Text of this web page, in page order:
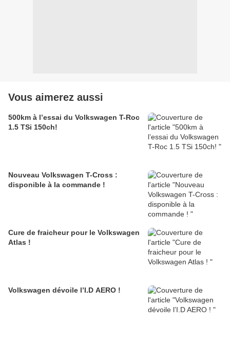
Vous aimerez aussi
500km à l’essai du Volkswagen T-Roc
1.5 TSi 150ch!
Nouveau Volkswagen T-Cross :
disponible à la commande !
Cure de fraicheur pour le Volkswagen
Atlas !
Volkswagen dévoile l’I.D AERO !